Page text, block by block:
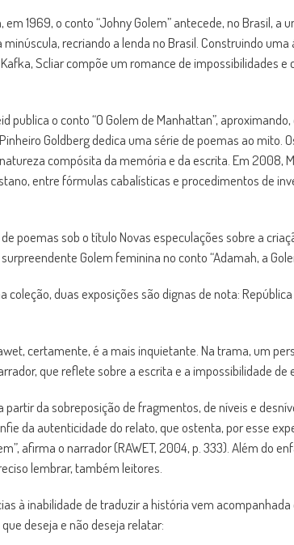
1969, o conto “Johny Golem” antecede, no Brasil,
recriando a lenda no Brasil. Construindo
Scliar compõe um romance de impossibilidades
publica o conto “O Golem de Manhattan”,
Goldberg dedica uma série de poemas ao
compósita da memória e da escrita. Em 2008,
entre fórmulas cabalísticas e procedimentos de
poemas sob o título Novas especulações sobre a
Golem feminina no conto “Adamah, a
duas exposições são dignas de nota:
certamente, é a mais inquietante. Na trama, um
que reflete sobre a escrita e a impossibilidade de
da sobreposição de fragmentos, de níveis e
da autenticidade do relato, que ostenta, por esse
afirma o narrador (RAWET, 2004, p. 333). Além do
lembrar, também leitores.
à inabilidade de traduzir a história vem
deseja e não deseja relatar: